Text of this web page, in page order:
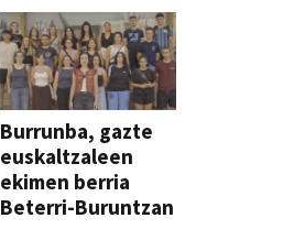
Burrunba, gazte
euskaltzaleen
ekimen berria
Beterri-Buruntzan